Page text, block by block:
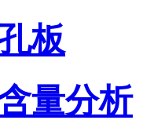
板
量分析